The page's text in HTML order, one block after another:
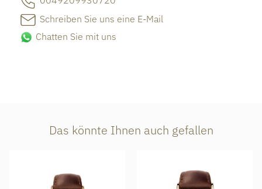
Schreiben Sie uns eine E-Mail
Chatten Sie mit uns
Das könnte Ihnen auch gefallen